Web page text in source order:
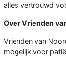
alles vertrouwd
Over Vrienden
Vrienden van
mogelijk voor